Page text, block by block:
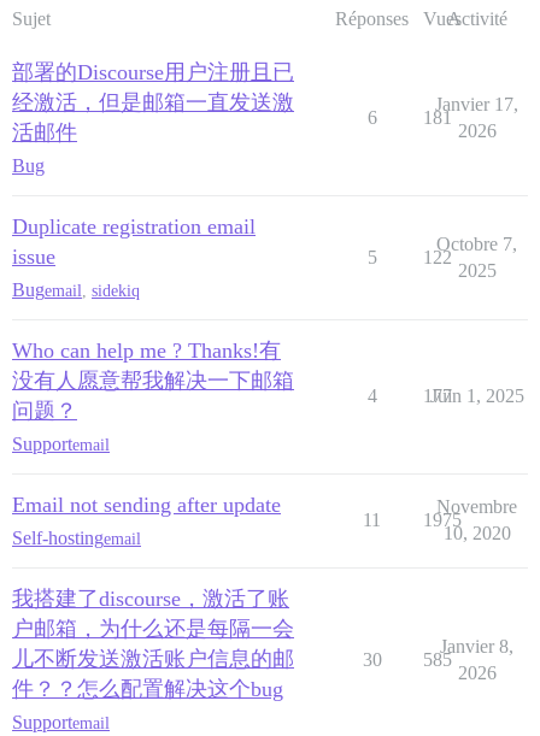
Sujet Réponses VuesActivité
部署的Discourse用户注册且已
经激活，但是邮箱一直发送激
活邮件
Bug
6 181
Janvier 17,
2026
Duplicate registration email
issue
Bugemail sidekiq
5 122
Octobre 7,
2025
Who can help me ? Thanks!有
没有人愿意帮我解决一下邮箱
问题？
Supportemail
4 177
Juin 1, 2025
Email not sending after update
Self-hostingemail
11 1975
Novembre
10, 2020
我搭建了discourse，激活了账
户邮箱，为什么还是每隔一会
儿不断发送激活账户信息的邮
件？？怎么配置解决这个bug
Supportemail
30 585
Janvier 8,
2026